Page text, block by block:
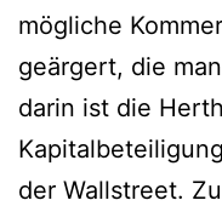
mögliche
geärgert, die
darin ist die
der Wallstreet.